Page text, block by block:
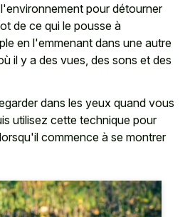
pour détourner
de ce qui le pousse à
en l'emmenant dans une autre
il y a des vues, des sons et des
dans les yeux quand vous
utilisez cette technique pour
commence à se montrer